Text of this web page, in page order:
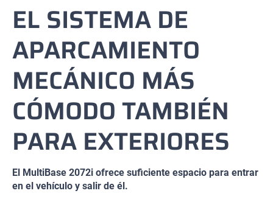
EL SISTEMA DE
APARCAMIENTO
MECÁNICO MÁS
CÓMODO TAMBIÉN
PARA EXTERIORES
El MultiBase 2072i ofrece suficiente espacio para entrar
en el vehículo y salir de él.